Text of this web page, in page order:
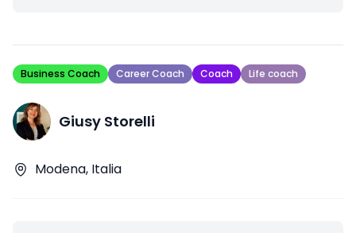
Business Coach Career Coach Coach Life coach
Giusy Storelli
Modena, Italia